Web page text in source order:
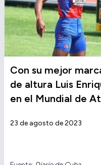
Con su mejor
de altura Luis
en el Mundial de
23 de agosto de 2023